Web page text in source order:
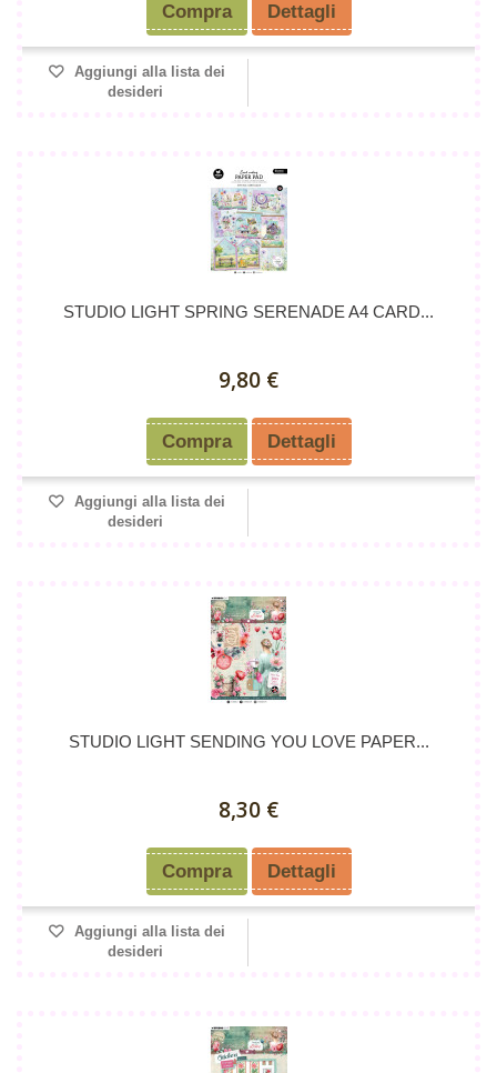
Compra Dettagli
Aggiungi alla lista dei
desideri
STUDIO LIGHT SPRING SERENADE A4 CARD...
9,80 €
Compra Dettagli
Aggiungi alla lista dei
desideri
STUDIO LIGHT SENDING YOU LOVE PAPER...
8,30 €
Compra Dettagli
Aggiungi alla lista dei
desideri